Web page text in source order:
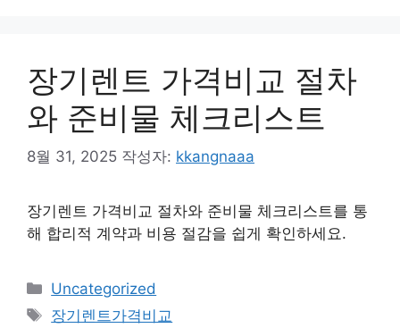
장기렌트 가격비교 절차
와 준비물 체크리스트
8월 31, 2025 작성자: kkangnaaa
장기렌트 가격비교 절차와 준비물 체크리스트를 통
해 합리적 계약과 비용 절감을 쉽게 확인하세요.
카
테
Uncategorized
태
장기렌트가격비교